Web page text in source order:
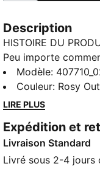
Description
HISTOIRE DU
Peu importe
apporte du
tes tenues. Avec
des détails
l'héritage des sports
elle allie l'énergie du
Approprie-toi la
Modèle:
Couleur: Rosy
LIRE PLUS
Expédition et
Livraison Standard
Livré sous 2-4 jours